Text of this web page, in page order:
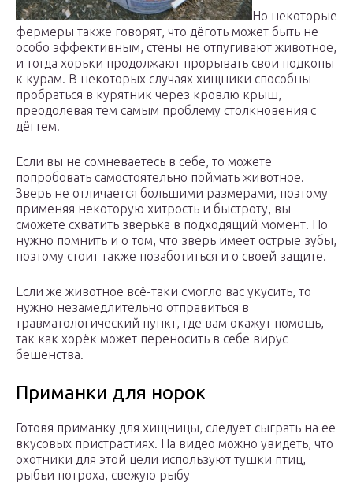
Но некоторые
фермеры также говорят, что дёготь может быть не
особо эффективным, стены не отпугивают животное,
и тогда хорьки продолжают прорывать свои подкопы
к курам. В некоторых случаях хищники способны
пробраться в курятник через кровлю крыш,
преодолевая тем самым проблему столкновения с
дёгтем.
Если вы не сомневаетесь в себе, то можете
попробовать самостоятельно поймать животное.
Зверь не отличается большими размерами, поэтому
применяя некоторую хитрость и быстроту, вы
сможете схватить зверька в подходящий момент. Но
нужно помнить и о том, что зверь имеет острые зубы,
поэтому стоит также позаботиться и о своей защите.
Если же животное всё-таки смогло вас укусить, то
нужно незамедлительно отправиться в
травматологический пункт, где вам окажут помощь,
так как хорёк может переносить в себе вирус
бешенства.
Приманки для норок
Готовя приманку для хищницы, следует сыграть на ее
вкусовых пристрастиях. На видео можно увидеть, что
охотники для этой цели используют тушки птиц,
рыбьи потроха, свежую рыбу